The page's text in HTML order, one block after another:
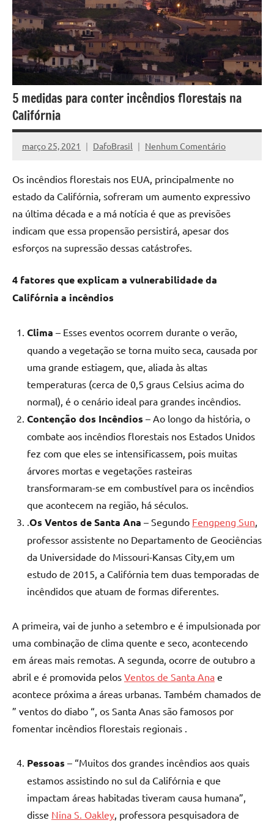
5 medidas para conter incêndios florestais na
Califórnia
março 25, 2021 DafoBrasil Nenhum Comentário
Os incêndios florestais nos EUA, principalmente no
estado da Califórnia, sofreram um aumento expressivo
na última década e a má notícia é que as previsões
indicam que essa propensão persistirá, apesar dos
esforços na supressão dessas catástrofes.
4 fatores que explicam a vulnerabilidade da
Califórnia a incêndios
Clima – Esses eventos ocorrem durante o verão,
quando a vegetação se torna muito seca, causada por
uma grande estiagem, que, aliada às altas
temperaturas (cerca de 0,5 graus Celsius acima do
normal), é o cenário ideal para grandes incêndios.
Contenção dos Incêndios – Ao longo da história, o
combate aos incêndios florestais nos Estados Unidos
fez com que eles se intensificassem, pois muitas
árvores mortas e vegetações rasteiras
transformaram-se em combustível para os incêndios
que acontecem na região, há séculos.
Os Ventos de Santa Ana – Segundo Fengpeng Sun
professor assistente no Departamento de Geociências
da Universidade do Missouri-Kansas City,em um
estudo de 2015, a Califórnia tem duas temporadas de
incêndidos que atuam de formas diferentes.
A primeira, vai de junho a setembro e é impulsionada por
uma combinação de clima quente e seco, acontecendo
em áreas mais remotas. A segunda, ocorre de outubro a
abril e é promovida pelos Ventos de Santa Ana e
acontece próxima a áreas urbanas. Também chamados de
” ventos do diabo “, os Santa Anas são famosos por
fomentar incêndios florestais regionais .
Pessoas – “Muitos dos grandes incêndios aos quais
estamos assistindo no sul da Califórnia e que
impactam áreas habitadas tiveram causa humana”,
disse Nina S. Oakley , professora pesquisadora de